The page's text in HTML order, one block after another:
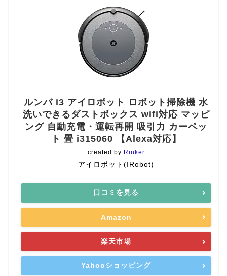
ルンバ i3 アイロボット ロボット掃除機 水
洗いできるダストボックス wifi対応 マッピ
ング 自動充電・運転再開 吸引力 カーペッ
ト 畳 i315060 【Alexa対応】
created by Rinker
アイロボット(IRobot)
口コミを見る
Amazon
楽天市場
Yahooショッピング